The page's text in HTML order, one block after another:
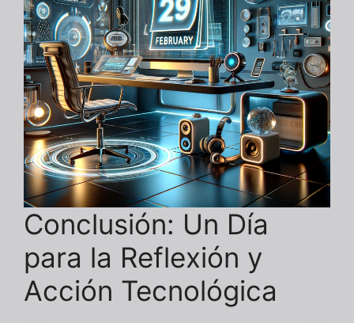
Conclusión: Un Día
para la Reflexión y
Acción Tecnológica